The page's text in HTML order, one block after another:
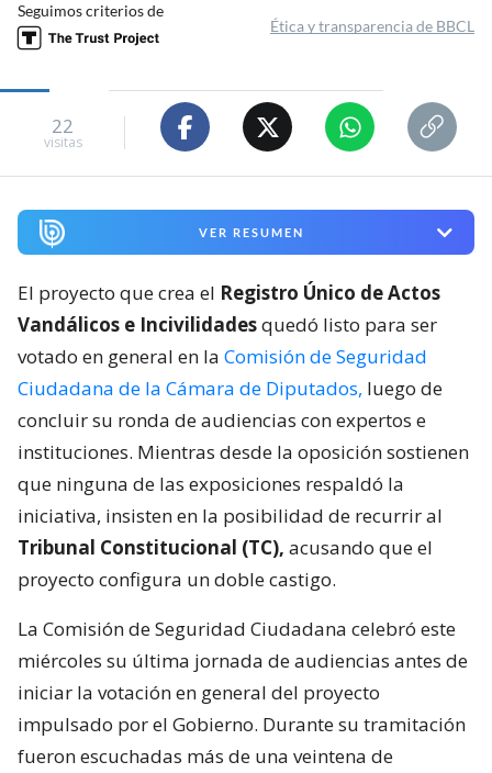
Seguimos criterios de
Ética y transparencia de BBCL
22
visitas
VER RESUMEN
El proyecto que crea el Registro Único de Actos
Vandálicos e Incivilidadesquedó listo para ser
votado en general en la Comisión de Seguridad
Ciudadana de la Cámara de Diputados, luego de
concluir su ronda de audiencias con expertos e
instituciones. Mientras desde la oposición sostienen
que ninguna de las exposiciones respaldó la
iniciativa, insisten en la posibilidad de recurrir al
Tribunal Constitucional (TC), acusando que el
proyecto configura un doble castigo.
La Comisión de Seguridad Ciudadana celebró este
miércoles su última jornada de audiencias antes de
iniciar la votación en general del proyecto
impulsado por el Gobierno. Durante su tramitación
fueron escuchadas más de una veintena de